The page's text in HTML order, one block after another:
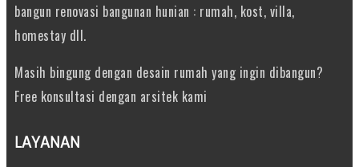
bangun renovasi bangunan hunian : rumah, kost, villa,
homestay dll.
Masih bingung dengan desain rumah yang ingin dibangun?
Free konsultasi dengan arsitek kami
LAYANAN